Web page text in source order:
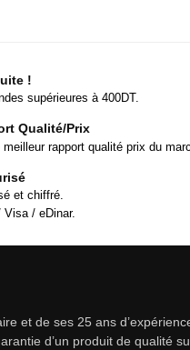
!
supérieures à 400DT.
Qualité/Prix
rapport qualité prix du
et chiffré.
Visa / eDinar.
et de ses 25 ans
d’un produit de qualité